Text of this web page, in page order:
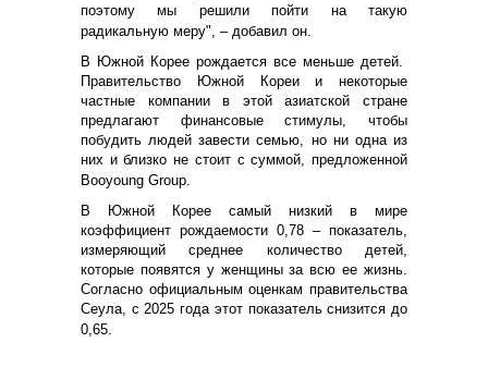
поэтому мы решили пойти на такую
радикальную меру", – добавил он.
В Южной Корее рождается все меньше детей.
Правительство Южной Кореи и некоторые
частные компании в этой азиатской стране
предлагают финансовые стимулы, чтобы
побудить людей завести семью, но ни одна из
них и близко не стоит с суммой, предложенной
Booyoung Group.
В Южной Корее самый низкий в мире
коэффициент рождаемости 0,78 – показатель,
измеряющий среднее количество детей,
которые появятся у женщины за всю ее жизнь.
Согласно официальным оценкам правительства
Сеула, с 2025 года этот показатель снизится до
0,65.